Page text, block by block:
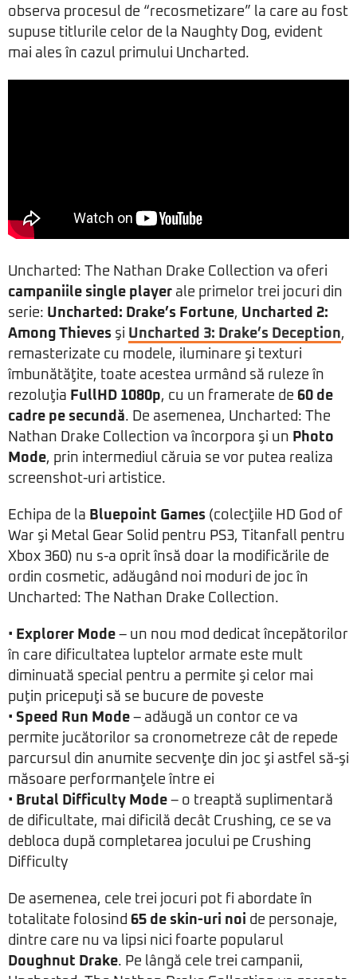
observa procesul de “recosmetizare” la care au fost
supuse titlurile celor de la Naughty Dog, evident
mai ales în cazul primului Uncharted.
Uncharted: The Nathan Drake Collection va oferi
campaniile single player ale primelor trei jocuri din
serie: Uncharted: Drake’s Fortune, Uncharted 2:
Among Thieves şi Uncharted 3: Drake’s Deception,
remasterizate cu modele, iluminare şi texturi
îmbunătăţite, toate acestea urmând să ruleze în
rezoluţia FullHD 1080p, cu un framerate de 60 de
cadre pe secundă. De asemenea, Uncharted: The
Nathan Drake Collection va încorpora şi un Photo
Mode, prin intermediul căruia se vor putea realiza
screenshot-uri artistice.
Echipa de la Bluepoint Games (colecţiile HD God of
War şi Metal Gear Solid pentru PS3, Titanfall pentru
Xbox 360) nu s-a oprit însă doar la modificările de
ordin cosmetic, adăugând noi moduri de joc în
Uncharted: The Nathan Drake Collection.
• Explorer Mode – un nou mod dedicat începătorilor
în care dificultatea luptelor armate este mult
diminuată special pentru a permite şi celor mai
puţin pricepuţi să se bucure de poveste
• Speed Run Mode – adăugă un contor ce va
permite jucătorilor sa cronometreze cât de repede
parcursul din anumite secvenţe din joc şi astfel să-şi
măsoare performanţele între ei
• Brutal Difficulty Mode – o treaptă suplimentară
de dificultate, mai dificilă decât Crushing, ce se va
debloca după completarea jocului pe Crushing
Difficulty
De asemenea, cele trei jocuri pot fi abordate în
totalitate folosind 65 de skin-uri noi de personaje,
dintre care nu va lipsi nici foarte popularul
Doughnut Drake. Pe lângă cele trei campanii,